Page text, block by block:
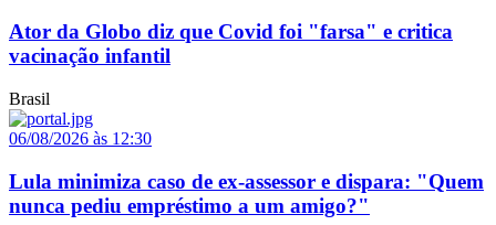
Ator da Globo diz que Covid foi "farsa" e critica
vacinação infantil
Brasil
06/08/2026 às 12:30
Lula minimiza caso de ex-assessor e dispara: "Quem
nunca pediu empréstimo a um amigo?"